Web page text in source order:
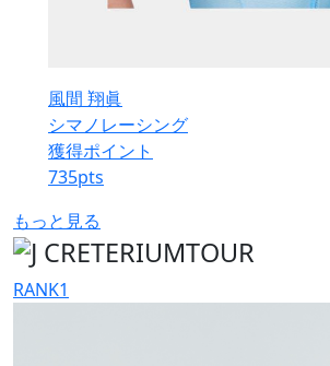
風間 翔眞
シマノレーシング
獲得ポイント
735pts
もっと見る
RANK1